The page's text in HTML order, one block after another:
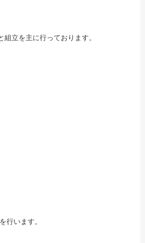
立を主に行っております。
います。